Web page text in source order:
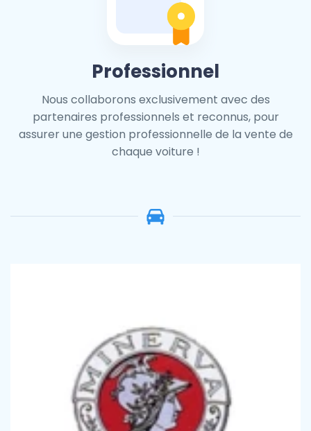
Professionnel
Nous collaborons exclusivement avec des
partenaires professionnels et reconnus, pour
assurer une gestion professionnelle de la vente de
chaque voiture !